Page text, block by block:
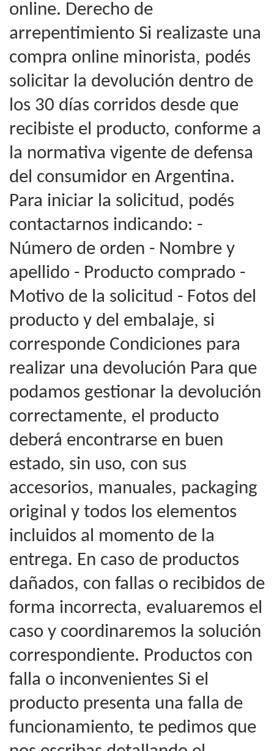
online. Derecho de
arrepentimiento Si realizaste una
compra online minorista, podés
solicitar la devolución dentro de
los 30 días corridos desde que
recibiste el producto, conforme a
la normativa vigente de defensa
del consumidor en Argentina.
Para iniciar la solicitud, podés
contactarnos indicando: -
Número de orden - Nombre y
apellido - Producto comprado -
Motivo de la solicitud - Fotos del
producto y del embalaje, si
corresponde Condiciones para
realizar una devolución Para que
podamos gestionar la devolución
correctamente, el producto
deberá encontrarse en buen
estado, sin uso, con sus
accesorios, manuales, packaging
original y todos los elementos
incluidos al momento de la
entrega. En caso de productos
dañados, con fallas o recibidos de
forma incorrecta, evaluaremos el
caso y coordinaremos la solución
correspondiente. Productos con
falla o inconvenientes Si el
producto presenta una falla de
funcionamiento, te pedimos que